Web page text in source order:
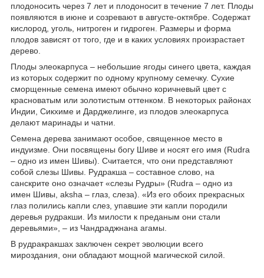
плодоносить через 7 лет и плодоносит в течение 7 лет. Плоды
появляются в июне и созревают в августе-октябре. Содержат
кислород, уголь, нитроген и гидроген. Размеры и форма
плодов зависят от того, где и в каких условиях произрастает
дерево.
Плоды элеокарпуса – небольшие ягоды синего цвета, каждая
из которых содержит по одному крупному семечку. Сухие
сморщенные семена имеют обычно коричневый цвет с
красноватым или золотистым оттенком. В некоторых районах
Индии, Сикхиме и Дарджелинге, из плодов элеокарпуса
делают маринады и чатни.
Семена дерева занимают особое, священное место в
индуизме. Они посвящены богу Шиве и носят его имя (Rudra
– одно из имен Шивы). Считается, что они представляют
собой слезы Шивы. Рудракша – составное слово, на
санскрите оно означает «слезы Рудры» (Rudra – одно из
имен Шивы, aksha – глаз, слеза). «Из его обоих прекрасных
глаз полились капли слез, упавшие эти капли породили
деревья рудракши. Из милости к преданым они стали
деревьями», – из Чандраджнана агамы.
В рудракракшах заключен секрет эволюции всего
мироздания, они обладают мощной магической силой.